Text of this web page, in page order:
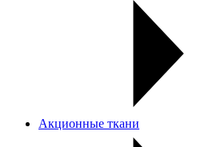
Акционные ткани